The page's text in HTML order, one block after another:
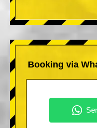
Booking via